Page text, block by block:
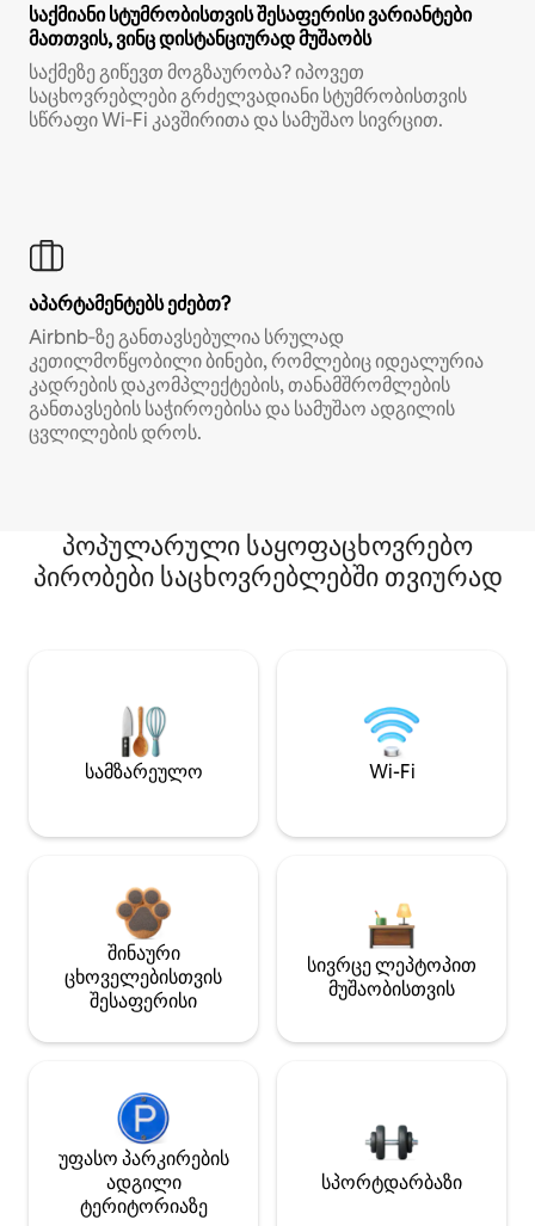
საქმიანი სტუმრობისთვის შესაფერისი ვარიანტები
მათთვის, ვინც დისტანციურად მუშაობს
საქმეზე გიწევთ მოგზაურობა? იპოვეთ
საცხოვრებლები გრძელვადიანი სტუმრობისთვის
სწრაფი Wi‑Fi კავშირითა და სამუშაო სივრცით.
აპარტამენტებს ეძებთ?
Airbnb‑ზე განთავსებულია სრულად
კეთილმოწყობილი ბინები, რომლებიც იდეალურია
კადრების დაკომპლექტების, თანამშრომლების
განთავსების საჭიროებისა და სამუშაო ადგილის
ცვლილების დროს.
პოპულარული საყოფაცხოვრებო
პირობები საცხოვრებლებში თვიურად
სამზარეულო Wi-Fi
შინაური
ცხოველებისთვის
შესაფერისი
სივრცე ლეპტოპით
მუშაობისთვის
უფასო პარკირების
ადგილი
ტერიტორიაზე
სპორტდარბაზი